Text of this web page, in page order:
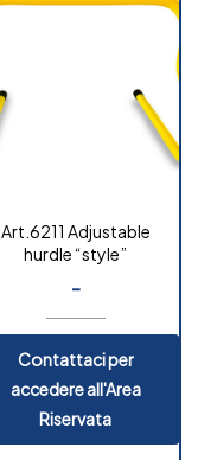
Art.6211 Adjustable
hurdle “style”
-
Contattaci per
accedere all'Area
Riservata